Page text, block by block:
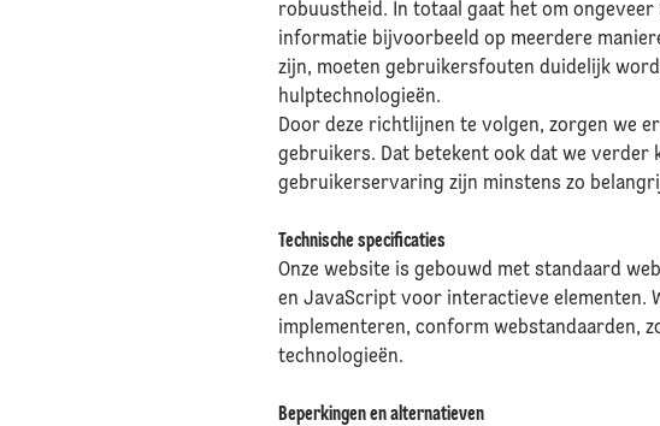
robuustheid. In totaal gaat het om
informatie bijvoorbeeld op meerdere
zijn, moeten gebruikersfouten duidelijk
hulptechnologieën.
Door deze richtlijnen te volgen, zorgen we
gebruikers. Dat betekent ook dat we verder
gebruikerservaring zijn minstens zo
Technische specificaties
Onze website is gebouwd met standaard
en JavaScript voor interactieve elementen.
implementeren, conform webstandaarden,
technologieën.
Beperkingen en alternatieven